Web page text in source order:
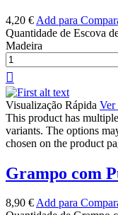
4,20 € Add para
Quantidade de Escova
Madeira
Visualização Rápida Ver
This product has multiple
variants. The options
chosen on the product
Grampo com
8,90 €Add para